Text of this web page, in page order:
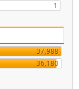
1
37,988
36,180